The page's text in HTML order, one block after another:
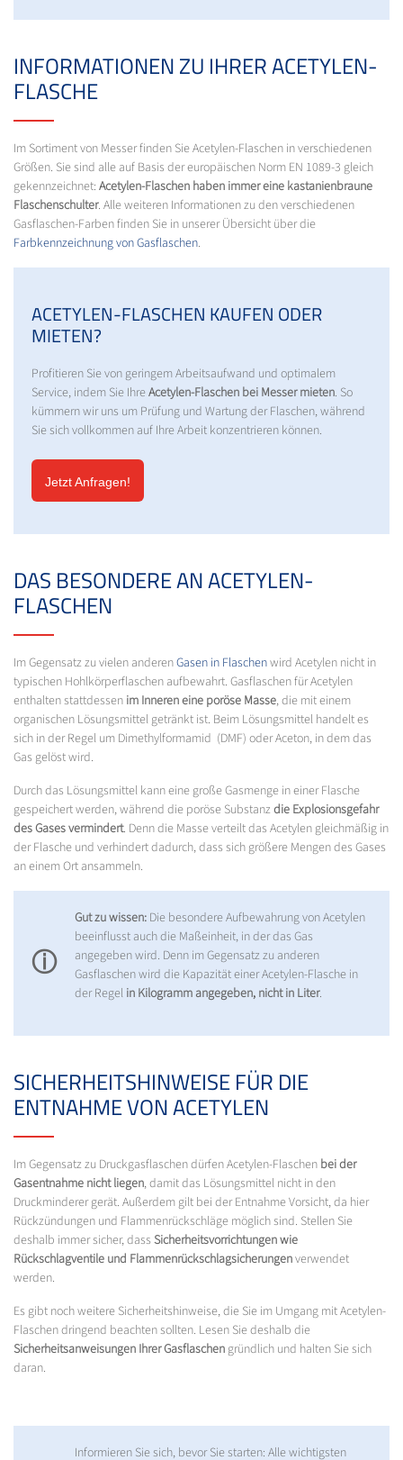
INFORMATIONEN ZU IHRER ACETYLEN-
FLASCHE
Im Sortiment von Messer finden Sie Acetylen-Flaschen in verschiedenen
Größen. Sie sind alle auf Basis der europäischen Norm EN 1089-3 gleich
gekennzeichnet: Acetylen-Flaschen haben immer eine kastanienbraune
Flaschenschulter. Alle weiteren Informationen zu den verschiedenen
Gasflaschen-Farben finden Sie in unserer Übersicht über die
Farbkennzeichnung von Gasflaschen.
ACETYLEN-FLASCHEN KAUFEN ODER
MIETEN?
Profitieren Sie von geringem Arbeitsaufwand und optimalem
Service, indem Sie IhreAcetylen-Flaschen bei Messer mieten. So
kümmern wir uns um Prüfung und Wartung der Flaschen, während
Sie sich vollkommen auf Ihre Arbeit konzentrieren können.
Jetzt Anfragen!
DAS BESONDERE AN ACETYLEN-
FLASCHEN
Im Gegensatz zu vielen anderenGasen in Flaschenwird Acetylen nicht in
typischen Hohlkörperflaschen aufbewahrt. Gasflaschen für Acetylen
enthalten stattdessen im Inneren eine poröse Masse, die mit einem
organischen Lösungsmittel getränkt ist. Beim Lösungsmittel handelt es
sich in der Regel um Dimethylformamid (DMF) oder Aceton, in dem das
Gas gelöst wird.
Durch das Lösungsmittel kann eine große Gasmenge in einer Flasche
gespeichert werden, während die poröse Substanzdie Explosionsgefahr
des Gases vermindert. Denn die Masse verteilt das Acetylen gleichmäßig in
der Flasche und verhindert dadurch, dass sich größere Mengen des Gases
an einem Ort ansammeln.
ⓘ
Gut zu wissen: Die besondere Aufbewahrung von Acetylen
beeinflusst auch die Maßeinheit, in der das Gas
angegeben wird. Denn im Gegensatz zu anderen
Gasflaschen wird die Kapazität einer Acetylen-Flasche in
der Regel in Kilogramm angegeben, nicht in Liter.
SICHERHEITSHINWEISE FÜR DIE
ENTNAHME VON ACETYLEN
Im Gegensatz zu Druckgasflaschen dürfen Acetylen-Flaschen bei der
Gasentnahme nicht liegen, damit das Lösungsmittel nicht in den
Druckminderer gerät. Außerdem gilt bei der Entnahme Vorsicht, da hier
Rückzündungen und Flammenrückschläge möglich sind. Stellen Sie
deshalb immer sicher, dass Sicherheitsvorrichtungen wie
Rückschlagventile und Flammenrückschlagsicherungenverwendet
werden.
Es gibt noch weitere Sicherheitshinweise, die Sie im Umgang mit Acetylen-
Flaschen dringend beachten sollten. Lesen Sie deshalb die
Sicherheitsanweisungen Ihrer Gasflaschen gründlich und halten Sie sich
daran.
Informieren Sie sich, bevor Sie starten: Alle wichtigsten